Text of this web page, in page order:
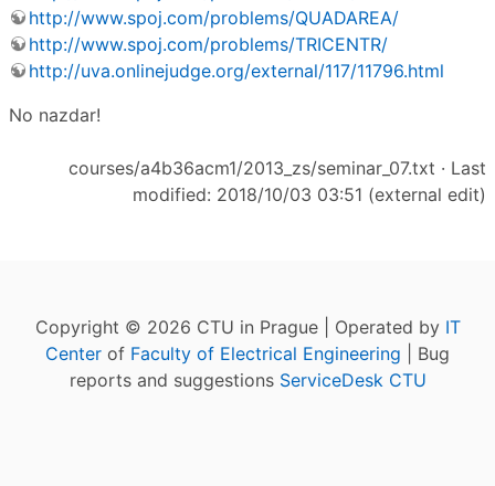
http://www.spoj.com/problems/QUADAREA/
http://www.spoj.com/problems/TRICENTR/
http://uva.onlinejudge.org/external/117/11796.html
No nazdar!
courses/a4b36acm1/2013_zs/seminar_07.txt · Last
modified: 2018/10/03 03:51 (external edit)
Copyright © 2026 CTU in Prague | Operated by IT
Center of Faculty of Electrical Engineering | Bug
reports and suggestions ServiceDesk CTU